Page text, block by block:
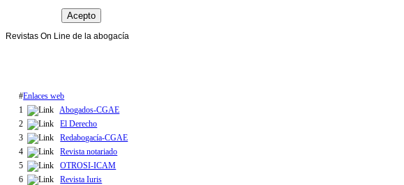
Acepto
Revistas On Line de la abogacía
#Enlaces web
1
Abogados-CGAE
2
El Derecho
3
Redabogacía-CGAE
4
Revista notariado
5
OTROSI-ICAM
6
Revista Iuris